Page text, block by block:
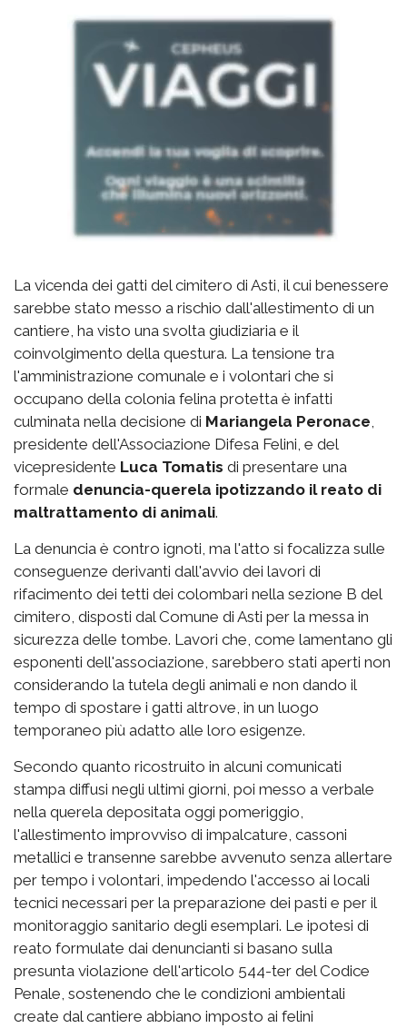
La vicenda dei gatti del cimitero di Asti, il cui benessere
sarebbe stato messo a rischio dall'allestimento di un
cantiere, ha visto una svolta giudiziaria e il
coinvolgimento della questura. La tensione tra
l'amministrazione comunale e i volontari che si
occupano della colonia felina protetta è infatti
culminata nella decisione di Mariangela Peronace
presidente dell'Associazione Difesa Felini, e del
vicepresidente Luca Tomatis di presentare una
formale denuncia-querela ipotizzando il reato di
maltrattamento di animali.
La denuncia è contro ignoti, ma l'atto si focalizza sulle
conseguenze derivanti dall'avvio dei lavori di
rifacimento dei tetti dei colombari nella sezione B del
cimitero, disposti dal Comune di Asti per la messa in
sicurezza delle tombe. Lavori che, come lamentano gli
esponenti dell'associazione, sarebbero stati aperti non
considerando la tutela degli animali e non dando il
tempo di spostare i gatti altrove, in un luogo
temporaneo più adatto alle loro esigenze.
Secondo quanto ricostruito in alcuni comunicati
stampa diffusi negli ultimi giorni, poi messo a verbale
nella querela depositata oggi pomeriggio,
l'allestimento improvviso di impalcature, cassoni
metallici e transenne sarebbe avvenuto senza allertare
per tempo i volontari, impedendo l'accesso ai locali
tecnici necessari per la preparazione dei pasti e per il
monitoraggio sanitario degli esemplari. Le ipotesi di
reato formulate dai denuncianti si basano sulla
presunta violazione dell'articolo 544-ter del Codice
Penale, sostenendo che le condizioni ambientali
create dal cantiere abbiano imposto ai felini